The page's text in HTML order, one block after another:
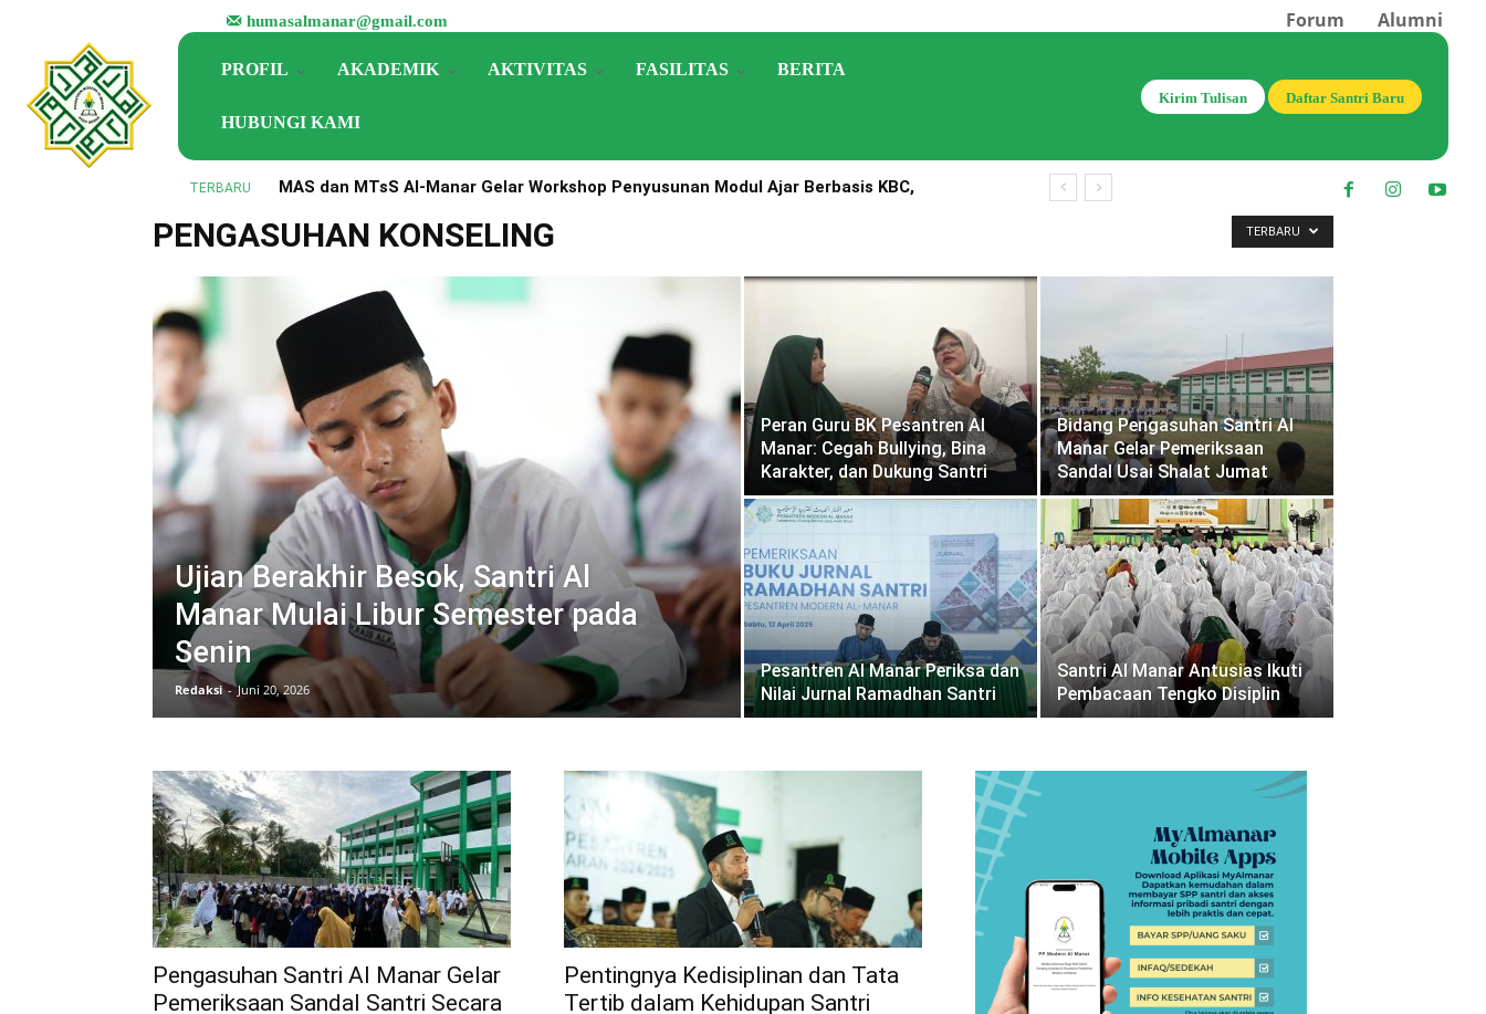
humasalmanar@gmail.com Forum Alumni
PROFIL AKADEMIK AKTIVITAS FASILITAS BERITA
HUBUNGI KAMI
Daftar Santri Baru
Kirim Tulisan
TERBARU
MAS dan MTsS Al-Manar Gelar Workshop Penyusunan Modul Ajar Berbasis KBC,
Beranda Pengasuhan Konseling
PENGASUHAN KONSELING TERBARU
Ujian Berakhir Besok, Santri Al
Manar Mulai Libur Semester pada
Senin
Redaksi - Juni 20, 2026
Peran Guru BK Pesantren Al
Manar: Cegah Bullying, Bina
Karakter, dan Dukung Santri
Bidang Pengasuhan Santri Al
Manar Gelar Pemeriksaan
Sandal Usai Shalat Jumat
Pesantren Al Manar Periksa dan
Nilai Jurnal Ramadhan Santri
Santri Al Manar Antusias Ikuti
Pembacaan Tengko Disiplin
Pengasuhan Santri Al Manar Gelar
Pemeriksaan Sandal Santri Secara
Pentingnya Kedisiplinan dan Tata
Tertib dalam Kehidupan Santri